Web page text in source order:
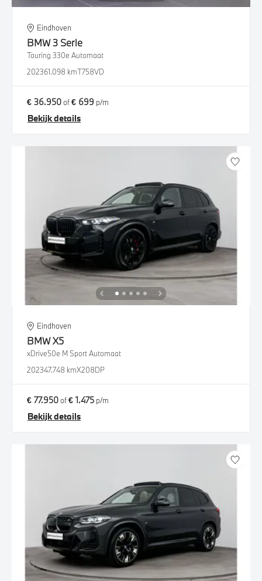
Eindhoven
BMW3 Serie
Touring 330e Automaat
202361.098 kmT758VD
€ 36.950of€ 699 p/m
Bekijk details
Eindhoven
BMWX5
xDrive50e M Sport Automaat
202347.748 kmX208DP
€ 77.950of€ 1.475 p/m
Bekijk details